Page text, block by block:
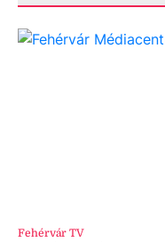
Fehérvár TV